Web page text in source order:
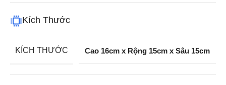
Kích Thước
KÍCH THƯỚC Cao 16cm x Rộng 15cm x Sâu 15cm